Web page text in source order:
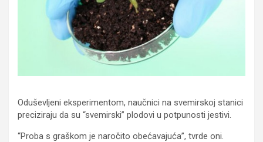
Oduševljeni eksperimentom, naučnici na svemirskoj stanici
preciziraju da su “svemirski” plodovi u potpunosti jestivi.
“Proba s graškom je naročito obećavajuća”, tvrde oni.